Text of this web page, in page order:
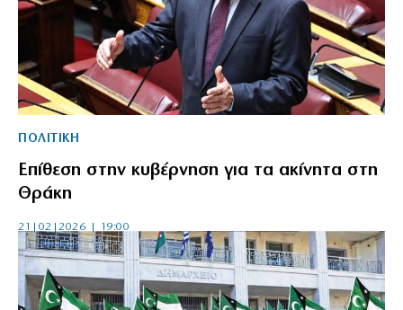
ΠΟΛΙΤΙΚΗ
Επίθεση στην κυβέρνηση για τα ακίνητα στη
Θράκη
21|02|2026 | 19:00